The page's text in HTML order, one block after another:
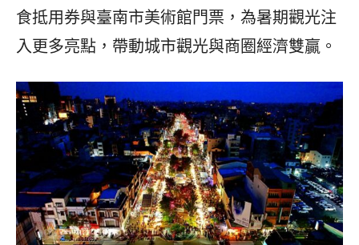
食抵用券與臺南市美術館門票，為暑期觀光注
入更多亮點，帶動城市觀光與商圈經濟雙贏。